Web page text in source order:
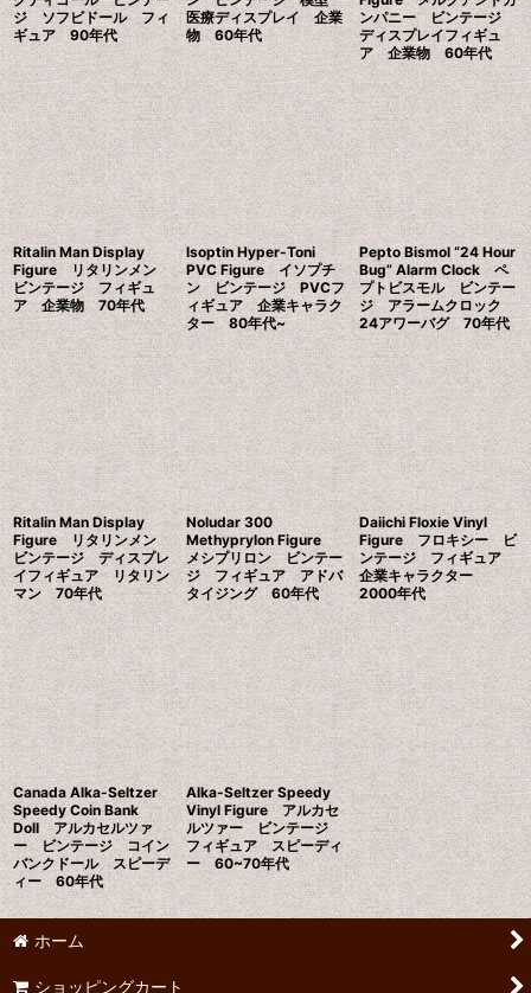
ジ ソフビドール フィ
ギュア 90年代
医療ディスプレイ 企業
物 60年代
ンパニー ビンテージ
ディスプレイフィギュ
ア 企業物 60年代
Ritalin Man Display
Figure リタリンメン
ビンテージ フィギュ
ア 企業物 70年代
lsoptin Hyper-Toni
PVC Figure イソプチ
ン ビンテージ PVCフ
ィギュア 企業キャラク
ター 80年代~
Pepto Bismol “24 Hour
Bug” Alarm Clock ペ
プトビスモル ビンテー
ジ アラームクロック
24アワーバグ 70年代
Ritalin Man Display
Figure リタリンメン
ビンテージ ディスプレ
イフィギュア リタリン
マン 70年代
Noludar 300
Methyprylon Figure
メシプリロン ビンテー
ジ フィギュア アドバ
タイジング 60年代
Daiichi Floxie Vinyl
Figure フロキシー ビ
ンテージ フィギュア
企業キャラクター
2000年代
Canada Alka-Seltzer
Speedy Coin Bank
Doll アルカセルツァ
ー ビンテージ コイン
バンクドール スピーデ
ィー 60年代
Alka-Seltzer Speedy
Vinyl Figure アルカセ
ルツァー ビンテージ
フィギュア スピーディ
ー 60~70年代
ホーム
ショッピングカート